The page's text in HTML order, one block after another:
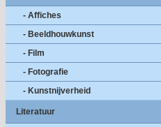
- Affiches
- Beeldhouwkunst
- Film
- Fotografie
- Kunstnijverheid
Literatuur